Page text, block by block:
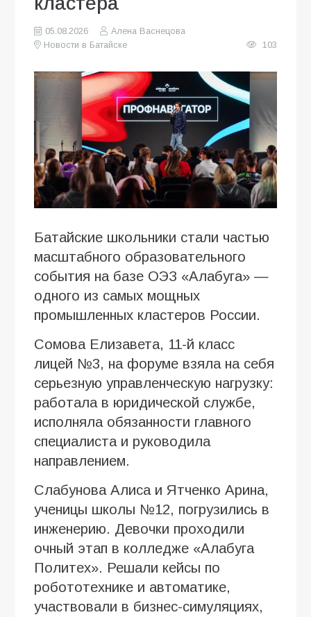
05.08.2026
Алена Васнецова
Новости в Батайске
103
Батайские школьники стали частью
масштабного образовательного
события на базе ОЭЗ «Алабуга» —
одного из самых мощных
промышленных кластеров России.
Сомова Елизавета, 11-й класс
лицей №3, на форуме взяла на себя
серьезную управленческую нагрузку:
работала в юридической службе,
исполняла обязанности главного
специалиста и руководила
направлением.
Слабунова Алиса и Ятченко Арина,
ученицы школы №12, погрузились в
инженерию. Девочки проходили
очный этап в колледже «Алабуга
Политех». Решали кейсы по
робототехнике и автоматике,
участвовали в бизнес-симуляциях,